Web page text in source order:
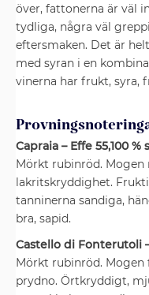
över, fattonerna är väl
tydliga, några väl
eftersmaken. Det är
med syran i en
vinerna har frukt, syra,
Capraia – Effe 55,100 %
Mörkt rubinröd.
lakritskryddighet.
tanninerna sandiga,
bra, sapid.
Castello di Fonterutoli
Mörkt rubinröd.
prydno. Örtkryddigt,